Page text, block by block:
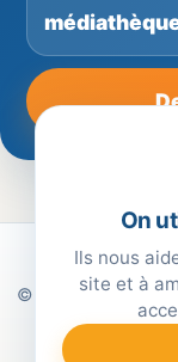
© Annguéléïa
écoles,
On
Ils nous
site et à